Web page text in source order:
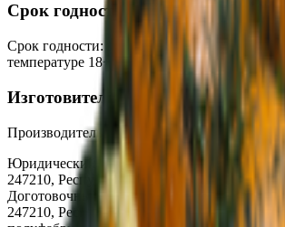
Срок годности
Срок годности:
16 часов, упакованный-36
температуре 18+5°С
Изготовитель
Производитель:
ООО «Торговая сеть
Юридический адрес:
Кондитерский цех
247210, Республика Беларусь, г. Жлобин,
Доготовочный кондитерский цех «Мир
247210, Республика Беларусь, ул.